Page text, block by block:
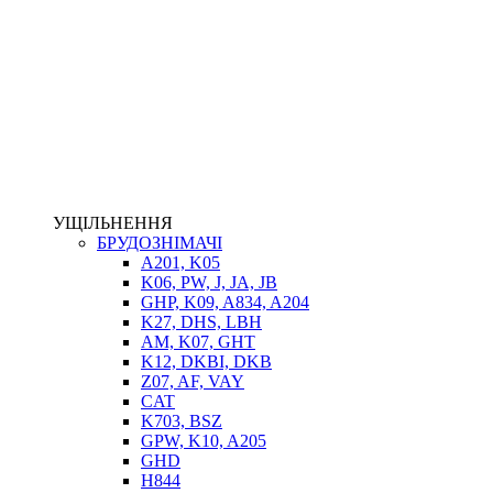
ВТУЛКИ
УЩІЛЬНЕННЯ
БРУДОЗНІМАЧІ
A201, K05
K06, PW, J, JA, JB
GHP, K09, A834, A204
K27, DHS, LBH
AM, K07, GHT
K12, DKBI, DKB
Z07, AF, VAY
CAT
K703, BSZ
GPW, K10, A205
GHD
H844